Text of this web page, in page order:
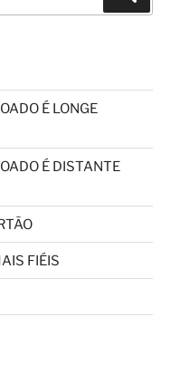
É LONGE
É DISTANTE
FIÉIS